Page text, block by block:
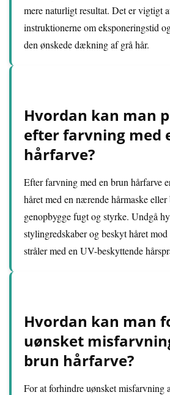
mere naturligt resultat. Det er vigtigt
instruktionerne om eksponeringstid
den ønskede dækning af grå hår.
Hvordan kan man
efter farvning med
hårfarve?
Efter farvning med en brun hårfarve
håret med en nærende hårmaske eller
genopbygge fugt og styrke. Undgå
stylingredskaber og beskyt håret
stråler med en UV-beskyttende
Hvordan kan man
uønsket
brun hårfarve?
For at forhindre uønsket misfarvning